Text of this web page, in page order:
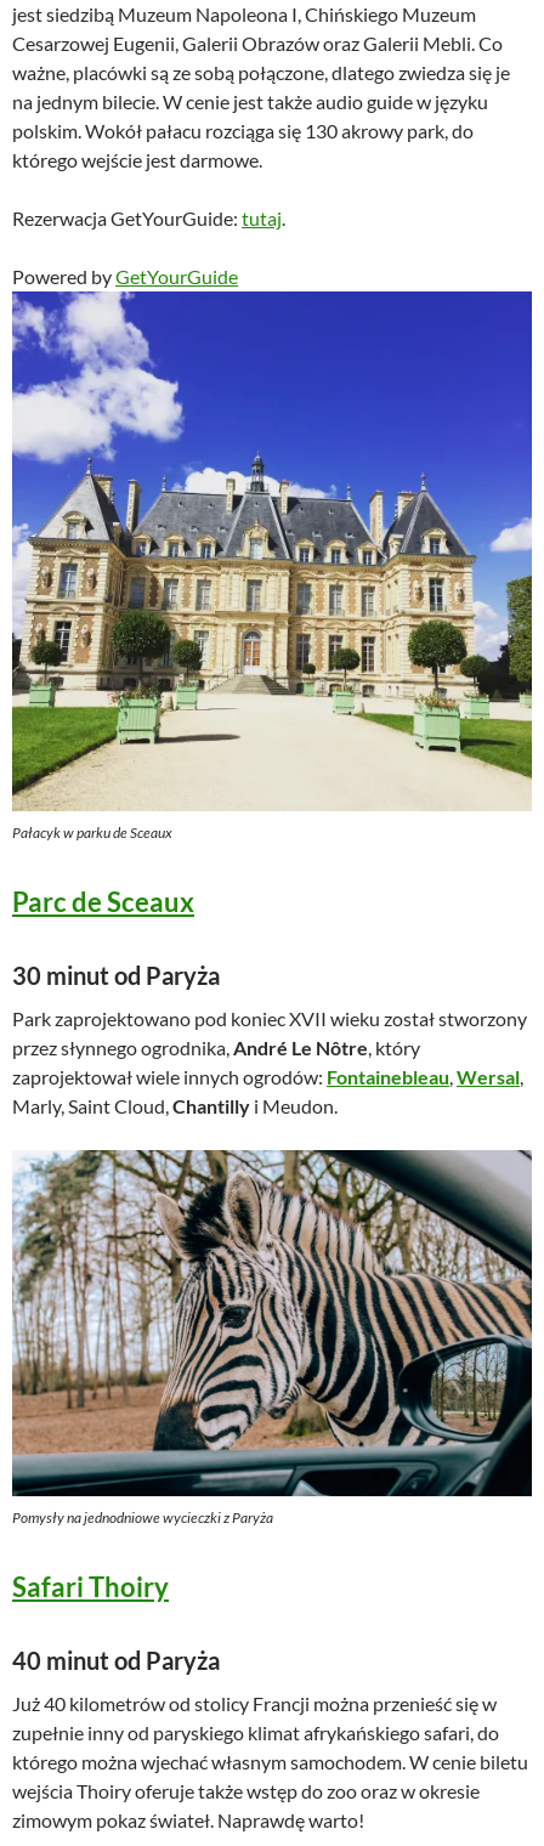
jest siedzibą Muzeum Napoleona I, Chińskiego Muzeum
Cesarzowej Eugenii, Galerii Obrazów oraz Galerii Mebli. Co
ważne, placówki są ze sobą połączone, dlatego zwiedza się je
na jednym bilecie. W cenie jest także audio guide w języku
polskim. Wokół pałacu rozciąga się 130 akrowy park, do
którego wejście jest darmowe.
Rezerwacja GetYourGuide: tutaj.
Powered byGetYourGuide
Pałacyk w parku de Sceaux
Parc de Sceaux
30 minut od Paryża
Park zaprojektowano pod koniec XVII wieku został stworzony
przez słynnego ogrodnika,André Le Nôtre, który
zaprojektował wiele innych ogrodów: Fontainebleau,Wersal,
Marly, Saint Cloud,Chantilly i Meudon.
Pomysły na jednodniowe wycieczki z Paryża
Safari Thoiry
40 minut od Paryża
Już 40 kilometrów od stolicy Francji można przenieść się w
zupełnie inny od paryskiego klimat afrykańskiego safari, do
którego można wjechać własnym samochodem. W cenie biletu
wejścia Thoiry oferuje także wstęp do zoo oraz w okresie
zimowym pokaz świateł. Naprawdę warto!